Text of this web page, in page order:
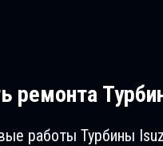
ремонта
работы Турбины